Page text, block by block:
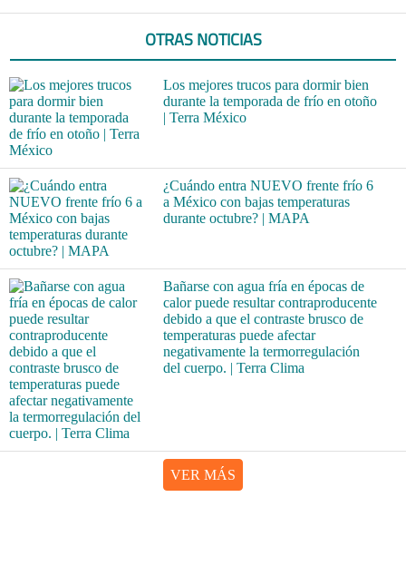
OTRAS NOTICIAS
Los mejores trucos para dormir bien
durante la temporada de frío en otoño
| Terra México
¿Cuándo entra NUEVO frente frío 6
a México con bajas temperaturas
durante octubre? | MAPA
Bañarse con agua fría en épocas de
calor puede resultar contraproducente
debido a que el contraste brusco de
temperaturas puede afectar
negativamente la termorregulación
del cuerpo. | Terra Clima
VER MÁS